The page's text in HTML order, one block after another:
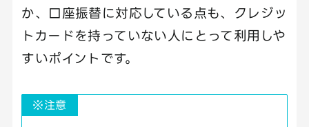
か、口座振替に対応している点も、クレジッ
トカードを持っていない人にとって利用しや
すいポイントです。
※注意